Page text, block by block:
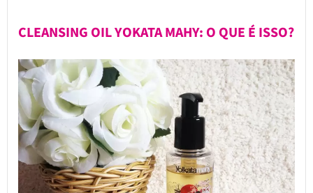
CLEANSING OIL YOKATA MAHY: O QUE É ISSO?